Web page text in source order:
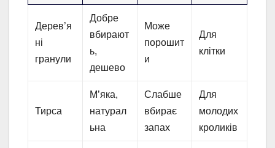
Дерев’я
ні
гранули
Добре
вбирают
ь,
дешево
Може
порошит
и
Для
клітки
Тирса
М’яка,
натурал
ьна
Слабше
вбирає
запах
Для
молодих
кроликів